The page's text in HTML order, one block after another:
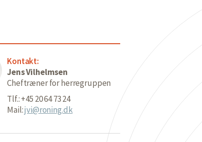
Kontakt:
Jens Vilhelmsen
Cheftræner for herregruppen
Tlf.: +45 20 64 73 24
Mail:jvi@roning.dk